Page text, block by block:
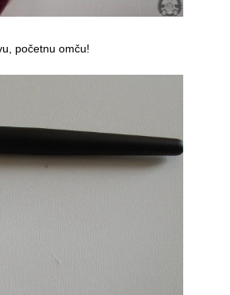
početnu omču!